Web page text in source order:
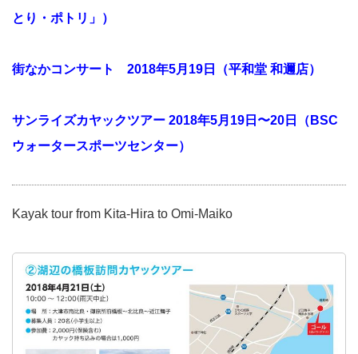
とり・ポトリ」）
街なかコンサート 2018年5月19日（平和堂 和邇店）
サンライズカヤックツアー 2018年5月19日〜20日（BSC
ウォータースポーツセンター）
Kayak tour from Kita-Hira to Omi-Maiko